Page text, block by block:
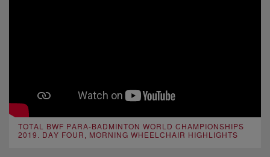
TOTAL BWF PARA-BADMINTON WORLD CHAMPIONSHIPS
2019. DAY FOUR, MORNING WHEELCHAIR HIGHLIGHTS